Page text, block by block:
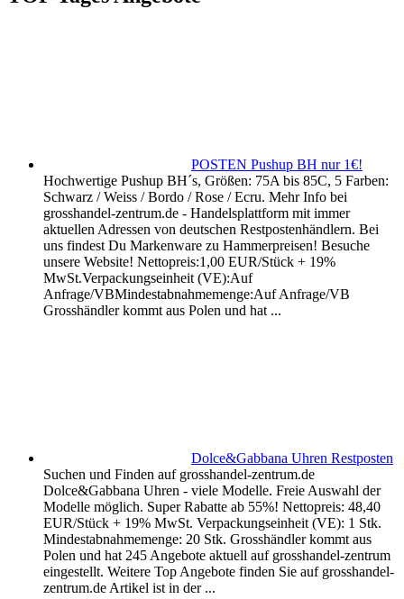
POSTEN Pushup BH nur 1€!
Hochwertige Pushup BH´s, Größen: 75A bis 85C, 5 Farben:
Schwarz / Weiss / Bordo / Rose / Ecru. Mehr Info bei
grosshandel-zentrum.de - Handelsplattform mit immer
aktuellen Adressen von deutschen Restpostenhändlern. Bei
uns findest Du Markenware zu Hammerpreisen! Besuche
unsere Website! Nettopreis:1,00 EUR/Stück + 19%
MwSt.Verpackungseinheit (VE):Auf
Anfrage/VBMindestabnahmemenge:Auf Anfrage/VB
Grosshändler kommt aus Polen und hat ...
Dolce&Gabbana Uhren Restposten
Suchen und Finden auf grosshandel-zentrum.de
Dolce&Gabbana Uhren - viele Modelle. Freie Auswahl der
Modelle möglich. Super Rabatte ab 55%! Nettopreis: 48,40
EUR/Stück + 19% MwSt. Verpackungseinheit (VE): 1 Stk.
Mindestabnahmemenge: 20 Stk. Grosshändler kommt aus
Polen und hat 245 Angebote aktuell auf grosshandel-zentrum
eingestellt. Weitere Top Angebote finden Sie auf grosshandel-
zentrum.de Artikel ist in der ...